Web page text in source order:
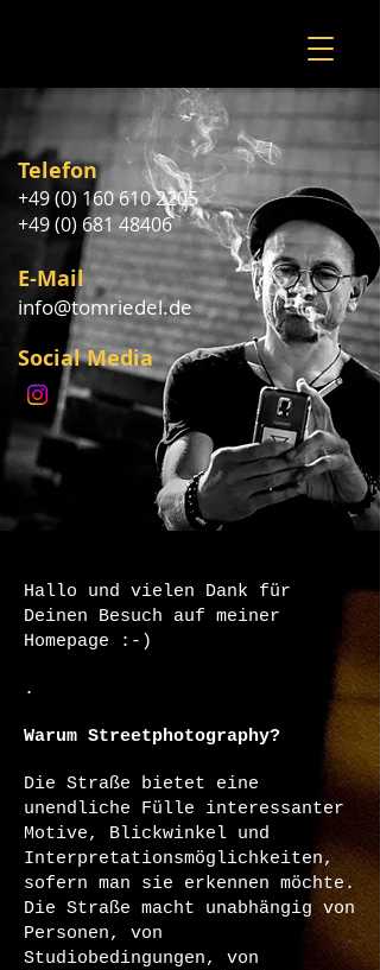
Telefon
+49 (0) 160 610 2205
+49 (0) 681 48406
E-Mail
info@tomriedel.de
Social Media
Hallo und vielen Dank für
Deinen Besuch auf meiner
Homepage :-)
.
Warum Streetphotography?
Die Straße bietet eine
unendliche Fülle interessanter
Motive, Blickwinkel und
Interpretationsmöglichkeiten,
sofern man sie erkennen möchte.
Die Straße macht unabhängig von
Personen, von
Studiobedingungen, von